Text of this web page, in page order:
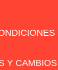
Y CAMBIOS